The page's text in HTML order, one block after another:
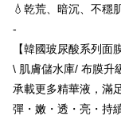
Kedua, Sekatan
keputusan pensijilan
2. Amaun
3. Pada masa ini
Ketiga, Syarat
NT$600 atau lebih
NT$100/pesanan |
NT$600 atau lebih
宅配
💧乾荒、暗沉、不穩
-
【韓國玻尿酸系列面膜
\ 肌膚儲水庫/ 布膜升
承載更多精華液，滿
彈・嫩・透・亮・持